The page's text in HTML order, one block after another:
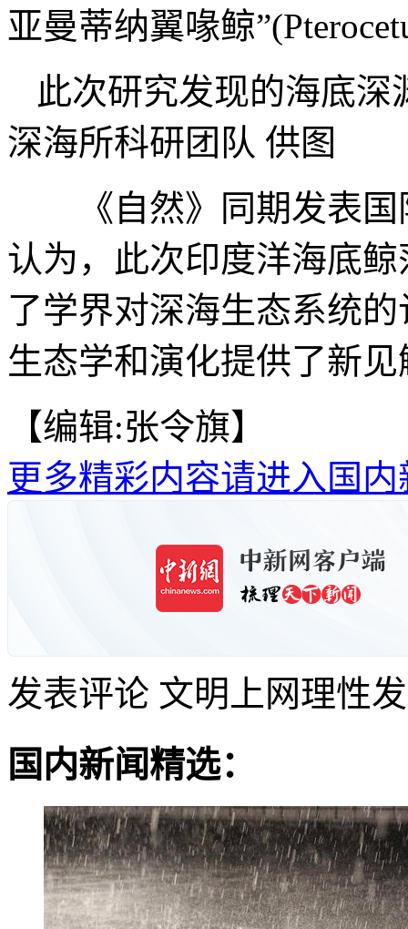
亚曼蒂纳翼喙鲸
此次研究发现的海底
深海所科研团队 供图
《自然》同期发表国
认为，此次印度洋海底
了学界对深海生态系统
生态学和演化提供了新
【编辑:张令旗】
更多精彩内容请进入国内
发表评论 文明上网理性
国内新闻精选：